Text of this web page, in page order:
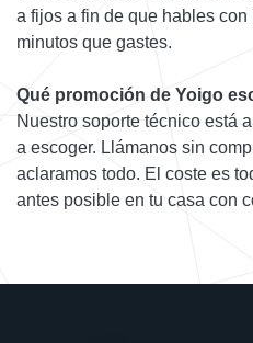
a fijos a fin de que hables
minutos que gastes.
Qué promoción de Yoigo
Nuestro soporte técnico está
a escoger. Llámanos sin
aclaramos todo. El coste es
antes posible en tu casa con